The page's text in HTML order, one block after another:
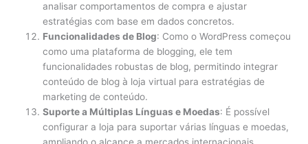
analisar comportamentos de compra e ajustar
estratégias com base em dados concretos.
Funcionalidades de Blog: Como o WordPress começou
como uma plataforma de blogging, ele tem
funcionalidades robustas de blog, permitindo integrar
conteúdo de blog à loja virtual para estratégias de
marketing de conteúdo.
Suporte a Múltiplas Línguas e Moedas: É possível
configurar a loja para suportar várias línguas e moedas,